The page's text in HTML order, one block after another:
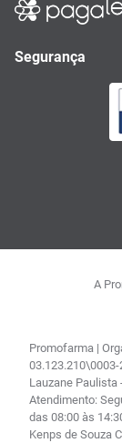
Segurança
A
Promofarma |
03.123.210\0003-
Lauzane Paulista
Atendimento:
das 08:00 às
Kenps de Souza